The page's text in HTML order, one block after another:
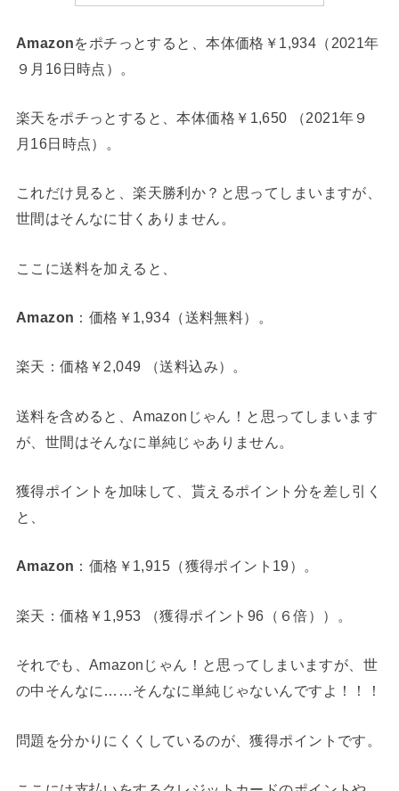
Amazonをポチっとすると、本体価格￥1,934（2021年
９月16日時点）。
楽天 をポチっとすると、本体価格￥1,650 （2021年９
月16日時点）。
これだけ見ると、楽天勝利か？と思ってしまいますが、
世間はそんなに甘くありません。
ここに送料を加えると、
Amazon ：価格￥1,934（送料無料）。
楽天 ：価格￥2,049 （送料込み）。
送料を含めると、Amazonじゃん！と思ってしまいます
が、世間はそんなに単純じゃありません。
獲得ポイントを加味して、貰えるポイント分を差し引く
と、
Amazon ：価格￥1,915（獲得ポイント19）。
楽天 ：価格￥1,953 （獲得ポイント96（６倍））。
それでも、Amazonじゃん！と思ってしまいますが、世
の中そんなに……そんなに単純じゃないんですよ！！！
問題を分かりにくくしているのが、獲得ポイントです。